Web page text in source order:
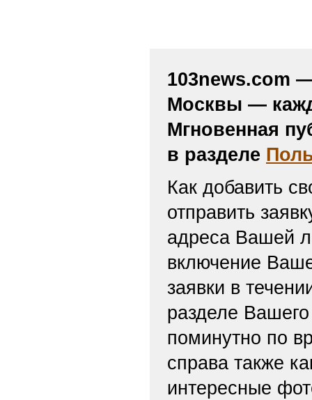
103news.com
Москвы —
Мгновенная
в разделе
Как добавить
отправить
адреса Вашей
включение
заявки в
разделе
поминутно по
справа также
интересные